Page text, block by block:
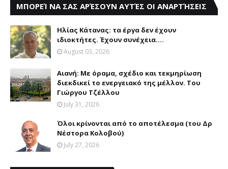
ΜΠΟΡΕΊ ΝΑ ΣΑΣ ΑΡΈΣΟΥΝ ΑΥΤΈΣ ΟΙ ΑΝΑΡΤΉΣΕΙΣ
Ηλίας Κάτανας: τα έργα δεν έχουν
ιδιοκτήτες. Έχουν συνέχεια....
August 03, 2026
Αιανή: Με όραμα, σχέδιο και τεκμηρίωση
διεκδικεί το ενεργειακό της μέλλον. Του
Γιώργου Τζέλλου
July 31, 2026
Όλοι κρίνονται από το αποτέλεσμα (του Δρ
Νέστορα Κολοβού)
July 27, 2026